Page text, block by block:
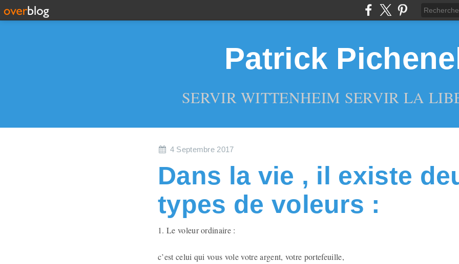
Patrick
SERVIR WITTENHEIM SERVIR LA
4 Septembre 2017
Dans la vie , il existe
types de voleurs :
1. Le voleur ordinaire :
c’est celui qui vous vole votre argent, votre portefeuille,